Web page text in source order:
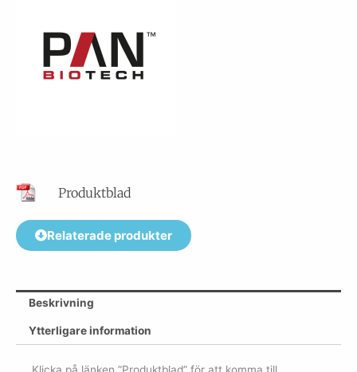
Produktblad
Relaterade produkter
Beskrivning
Ytterligare information